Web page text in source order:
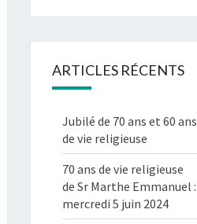
ARTICLES RÉCENTS
Jubilé de 70 ans et 60 ans
de vie religieuse
70 ans de vie religieuse
de Sr Marthe Emmanuel :
mercredi 5 juin 2024